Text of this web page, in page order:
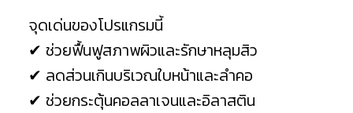
จุดเด่นของโปรแกรมนี้
✔︎ ช่วยฟื้นฟูสภาพผิวและรักษาหลุมสิว
✔︎ ลดส่วนเกินบริเวณใบหน้าและลำคอ
✔︎ ช่วยกระตุ้นคอลลาเจนและอิลาสติน